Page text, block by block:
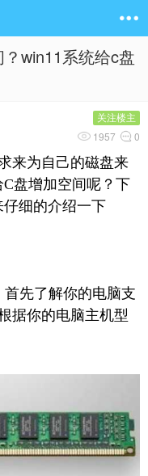
win11系统给c盘
关注楼主
1957 0
为自己的磁盘来
盘增加空间呢？下
细的介绍一下
先了解你的电脑支
据你的电脑主机型